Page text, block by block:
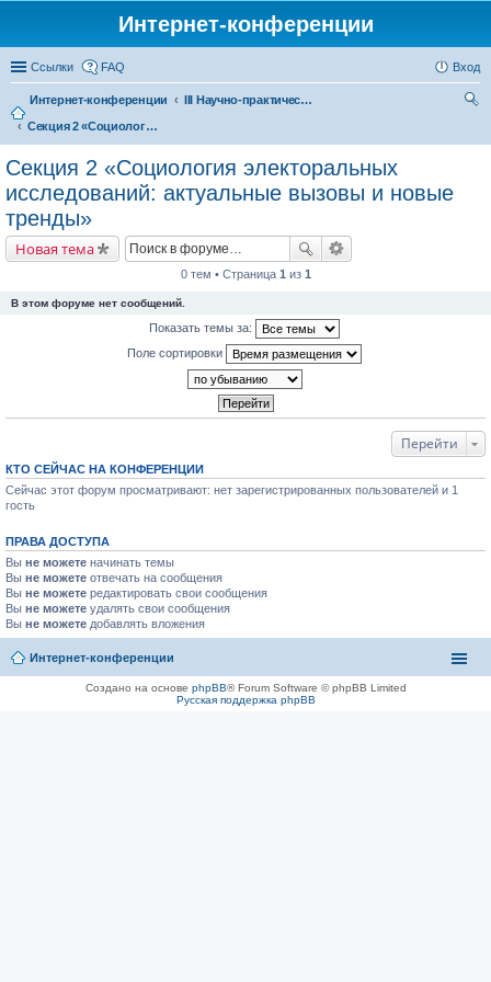
Интернет-конференции
Ссылки FAQ Вход
Интернет-конференции
III Научно-практическая интернет-конференция «Глобальные вызовы и региональное развитие в зеркале социологических измерений»
Секция 2 «Социология электоральных исследований: актуальные вызовы и новые тренды»
Секция 2 «Социология электоральных
исследований: актуальные вызовы и новые
тренды»
Новая тема
0 тем • Страница 1 из 1
В этом форуме нет сообщений.
Показать темы за:
Поле сортировки
Перейти
КТО СЕЙЧАС НА КОНФЕРЕНЦИИ
Сейчас этот форум просматривают: нет зарегистрированных пользователей и 1
гость
ПРАВА ДОСТУПА
Вы не можете начинать темы
Вы не можете отвечать на сообщения
Вы не можете редактировать свои сообщения
Вы не можете удалять свои сообщения
Вы не можете добавлять вложения
Интернет-конференции
Создано на основе phpBB® Forum Software © phpBB Limited
Русская поддержка phpBB